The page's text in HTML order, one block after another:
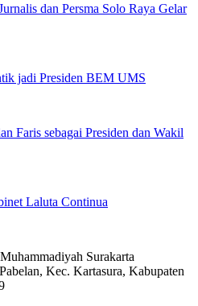
dan Persma Solo Raya Gelar
jadi Presiden BEM UMS
Faris sebagai Presiden dan Wakil
Laluta Continua
Surakarta
Kec. Kartasura, Kabupaten